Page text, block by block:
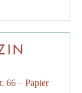
66 – Papier